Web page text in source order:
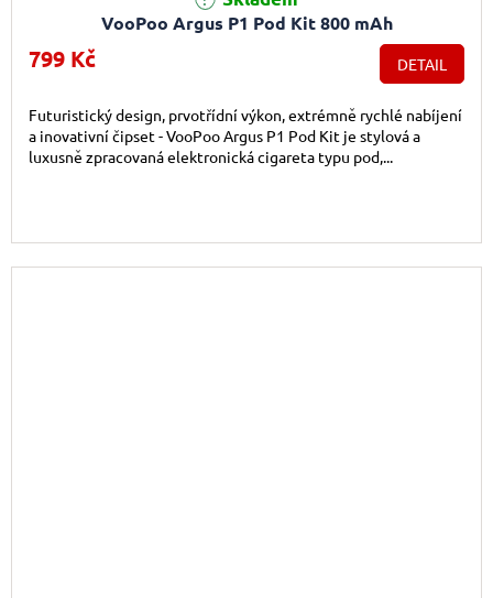
VooPoo Argus P1 Pod Kit 800 mAh
799 Kč DETAIL
Futuristický design, prvotřídní výkon, extrémně rychlé nabíjení
a inovativní čipset - VooPoo Argus P1 Pod Kit je stylová a
luxusně zpracovaná elektronická cigareta typu pod,...